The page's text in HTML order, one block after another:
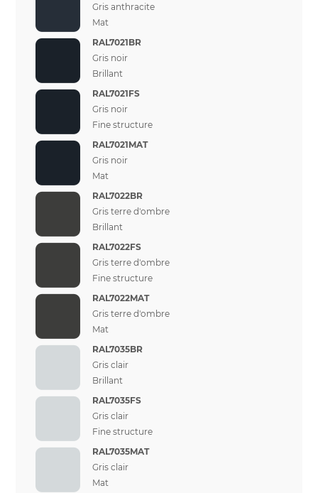
Gris anthracite
Mat
RAL7021BR
Gris noir
Brillant
RAL7021FS
Gris noir
Fine structure
RAL7021MAT
Gris noir
Mat
RAL7022BR
Gris terre d'ombre
Brillant
RAL7022FS
Gris terre d'ombre
Fine structure
RAL7022MAT
Gris terre d'ombre
Mat
RAL7035BR
Gris clair
Brillant
RAL7035FS
Gris clair
Fine structure
RAL7035MAT
Gris clair
Mat